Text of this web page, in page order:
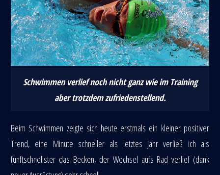
Schwimmen verlief noch nicht ganz wie im Training
aber trotzdem zufriedenstellend.
Beim Schwimmen zeigte sich heute erstmals ein kleiner positiver
Trend, eine Minute schneller als letztes Jahr verließ ich als
fünftschnellster das Becken, der Wechsel aufs Rad verlief (dank